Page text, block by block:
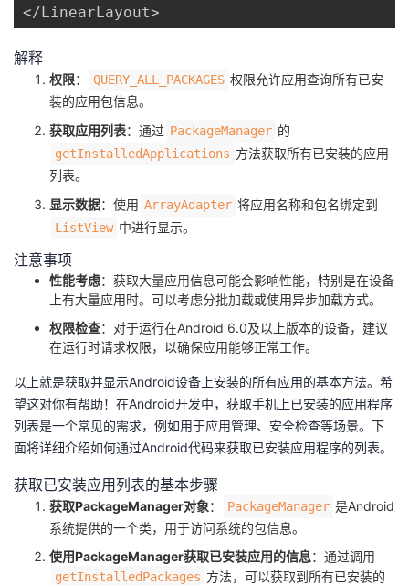
</LinearLayout>
解释
权限：​ ​QUERY_ALL_PACKAGES​ ​权限允许应用查询所有已安
装的应用包信息。
获取应用列表：通过​ ​PackageManager​ ​​的​
​getInstalledApplications​ ​方法获取所有已安装的应用
列表。
显示数据：使用​ ​ArrayAdapter​ ​​将应用名称和包名绑定到​
​ListView​ ​中进行显示。
注意事项
性能考虑：获取大量应用信息可能会影响性能，特别是在设备
上有大量应用时。可以考虑分批加载或使用异步加载方式。
权限检查：对于运行在Android 6.0及以上版本的设备，建议
在运行时请求权限，以确保应用能够正常工作。
以上就是获取并显示Android设备上安装的所有应用的基本方法。希
望这对你有帮助！在Android开发中，获取手机上已安装的应用程序
列表是一个常见的需求，例如用于应用管理、安全检查等场景。下
面将详细介绍如何通过Android代码来获取已安装应用程序的列表。
获取已安装应用列表的基本步骤
获取PackageManager对象：​ ​PackageManager​ ​是Android
系统提供的一个类，用于访问系统的包信息。
使用PackageManager获取已安装应用的信息：通过调用​
​getInstalledPackages​ ​方法，可以获取到所有已安装的